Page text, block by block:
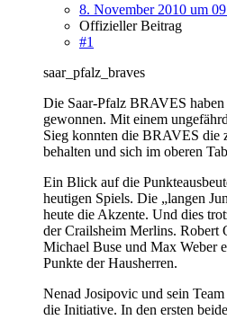
8. November 2010 um
Offizieller Beitrag
#1
saar_pfalz_braves
Die Saar-Pfalz BRAVES
gewonnen. Mit einem
Sieg konnten die BRAVES die
behalten und sich im oberen
Ein Blick auf die
heutigen Spiels. Die „langen
heute die Akzente. Und dies
der Crailsheim Merlins. Robert
Michael Buse und Max Weber
Punkte der Hausherren.
Nenad Josipovic und sein
die Initiative. In den ersten